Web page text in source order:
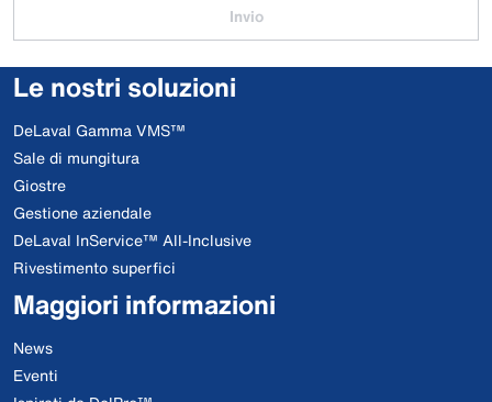
Invio
Le nostri soluzioni
DeLaval Gamma VMS™
Sale di mungitura
Giostre
Gestione aziendale
DeLaval InService™ All-Inclusive
Rivestimento superfici
Maggiori informazioni
News
Eventi